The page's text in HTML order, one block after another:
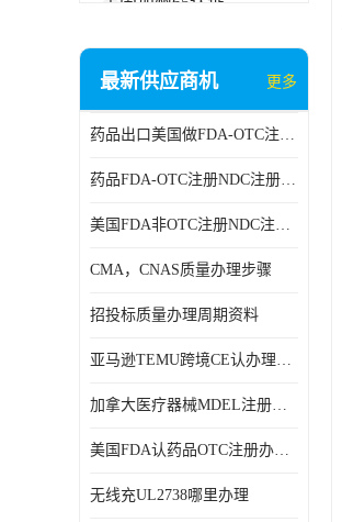
AAA信用证书
RCM，C-TICK，SAA
商标专利办理
最新供应商机 更多
药品出口美国做FDA-OTC注册NDC注册周期时间
药品FDA-OTC注册NDC注册办理资料
美国FDA非OTC注册NDC注册办理流程
CMA，CNAS质量办理步骤
招投标质量办理周期资料
亚马逊TEMU跨境CE认办理流程周期
加拿大医疗器械MDEL注册办理资料周期
美国FDA认药品OTC注册办理周期时间
无线充UL2738哪里办理